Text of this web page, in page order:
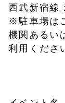
西武新宿線
※駐車場は
機関あるい
利用くださ